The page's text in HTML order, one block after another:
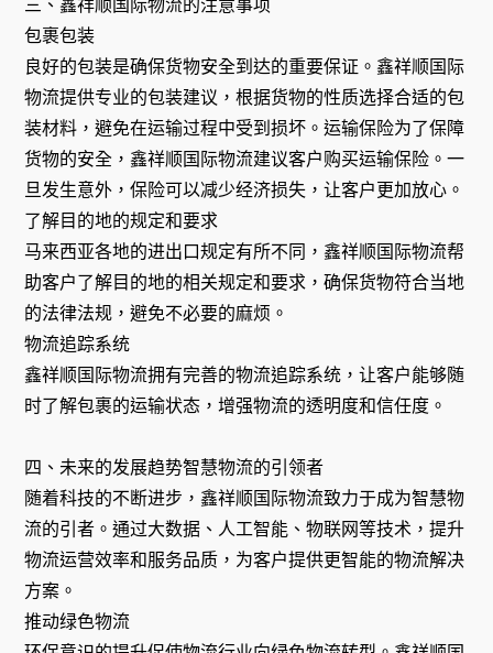
三、鑫祥顺国际物流的注意事项
包裹包装
良好的包装是确保货物安全到达的重要保证。鑫祥顺国际
物流提供专业的包装建议，根据货物的性质选择合适的包
装材料，避免在运输过程中受到损坏。运输保险为了保障
货物的安全，鑫祥顺国际物流建议客户购买运输保险。一
旦发生意外，保险可以减少经济损失，让客户更加放心。
了解目的地的规定和要求
马来西亚各地的进出口规定有所不同，鑫祥顺国际物流帮
助客户了解目的地的相关规定和要求，确保货物符合当地
的法律法规，避免不必要的麻烦。
物流追踪系统
鑫祥顺国际物流拥有完善的物流追踪系统，让客户能够随
时了解包裹的运输状态，增强物流的透明度和信任度。
四、未来的发展趋势智慧物流的引领者
随着科技的不断进步，鑫祥顺国际物流致力于成为智慧物
流的引者。通过大数据、人工智能、物联网等技术，提升
物流运营效率和服务品质，为客户提供更智能的物流解决
方案。
推动绿色物流